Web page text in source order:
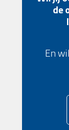
de
En